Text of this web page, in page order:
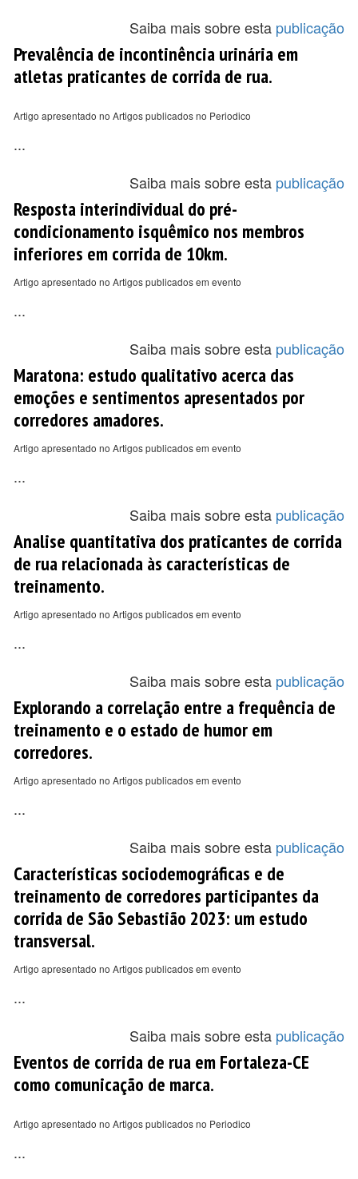
Saiba mais sobre esta publicação
Prevalência de incontinência urinária em
atletas praticantes de corrida de rua.
Artigo apresentado no Artigos publicados no Periodico
...
Saiba mais sobre esta publicação
Resposta interindividual do pré-
condicionamento isquêmico nos membros
inferiores em corrida de 10km.
Artigo apresentado no Artigos publicados em evento
...
Saiba mais sobre esta publicação
Maratona: estudo qualitativo acerca das
emoções e sentimentos apresentados por
corredores amadores.
Artigo apresentado no Artigos publicados em evento
...
Saiba mais sobre esta publicação
Analise quantitativa dos praticantes de corrida
de rua relacionada às características de
treinamento.
Artigo apresentado no Artigos publicados em evento
...
Saiba mais sobre esta publicação
Explorando a correlação entre a frequência de
treinamento e o estado de humor em
corredores.
Artigo apresentado no Artigos publicados em evento
...
Saiba mais sobre esta publicação
Características sociodemográficas e de
treinamento de corredores participantes da
corrida de São Sebastião 2023: um estudo
transversal.
Artigo apresentado no Artigos publicados em evento
...
Saiba mais sobre esta publicação
Eventos de corrida de rua em Fortaleza-CE
como comunicação de marca.
Artigo apresentado no Artigos publicados no Periodico
...